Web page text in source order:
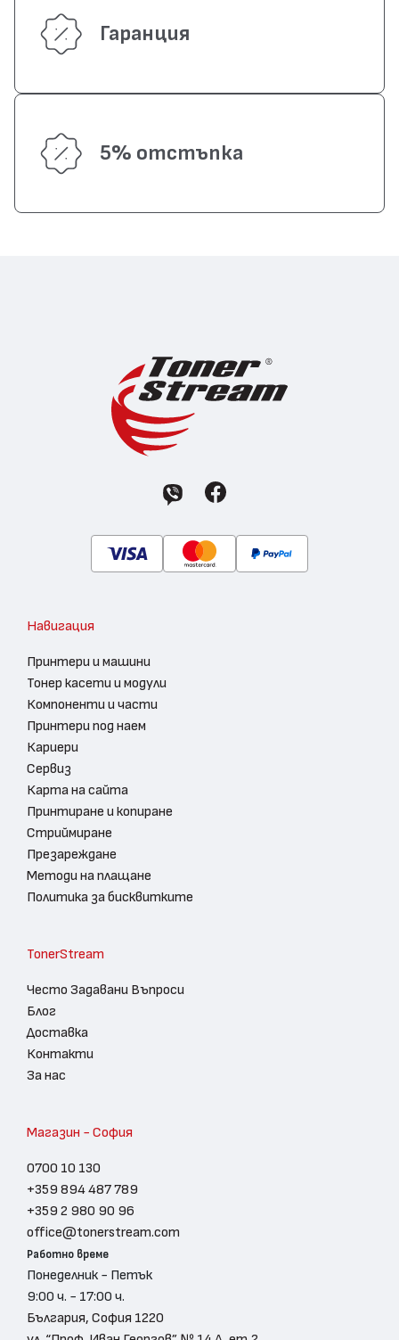
Гаранция
5% отстъпка
Навигация
Принтери и машини
Тонер касети и модули
Компоненти и части
Принтери под наем
Кариери
Сервиз
Карта на сайта
Принтиране и копиране
Стриймиране
Презареждане
Методи на плащане
Политика за бисквитките
TonerStream
Често Задавани Въпроси
Блог
Доставка
Контакти
За нас
Магазин - София
0700 10 130
+359 894 487 789
+359 2 980 90 96
office@tonerstream.com
Работно време
Понеделник - Петък
9:00 ч. - 17:00 ч.
България, София 1220